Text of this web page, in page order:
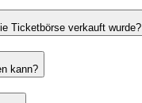
Ticketbörse verkauft wurde?
kann?